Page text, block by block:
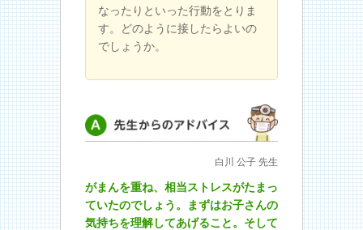
なったりといった行動をとりま
す。どのように接したらよいの
でしょうか。
先生からのアドバイス白川 公子 先生
がまんを重ね、相当ストレスがたまっ
ていたのでしょう。まずはお子さんの
気持ちを理解してあげること。そして